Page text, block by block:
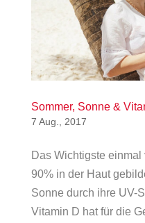
Sommer, Sonne &
7 Aug., 2017
Das Wichtigste
90% in der Haut
Sonne durch ihre UV-
Vitamin D hat für die